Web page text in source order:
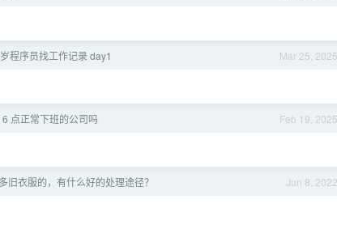
Mar 25, 2025
程序员找工作记录 day1
Feb 19, 2025
点正常下班的公司吗
Jun 8, 2022
旧衣服的，有什么好的处理途径？